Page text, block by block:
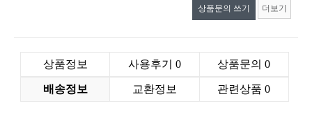
상품문의 쓰기 더보기
상품정보 사용후기 0 상품문의0
배송정보 교환정보 관련상품0